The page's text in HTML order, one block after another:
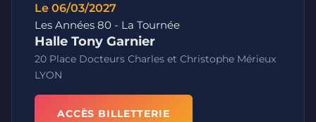
Le 06/03/2027
Les Années 80 - La Tournée
Halle Tony Garnier
20 Place Docteurs Charles et Christophe Mérieux
LYON
ACCÈS BILLETTERIE